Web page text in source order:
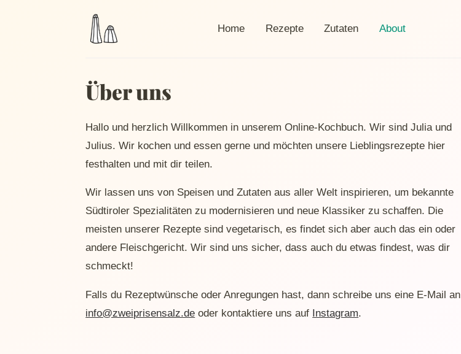
Home Rezepte Zutaten Current page:
About
Über uns
Hallo und herzlich Willkommen in unserem Online-Kochbuch. Wir sind Julia und
Julius. Wir kochen und essen gerne und möchten unsere Lieblingsrezepte hier
festhalten und mit dir teilen.
Wir lassen uns von Speisen und Zutaten aus aller Welt inspirieren, um bekannte
Südtiroler Spezialitäten zu modernisieren und neue Klassiker zu schaffen. Die
meisten unserer Rezepte sind vegetarisch, es findet sich aber auch das ein oder
andere Fleischgericht. Wir sind uns sicher, dass auch du etwas findest, was dir
schmeckt!
Falls du Rezeptwünsche oder Anregungen hast, dann schreibe uns eine E-Mail an
info@zweiprisensalz.de oder kontaktiere uns auf Instagram.